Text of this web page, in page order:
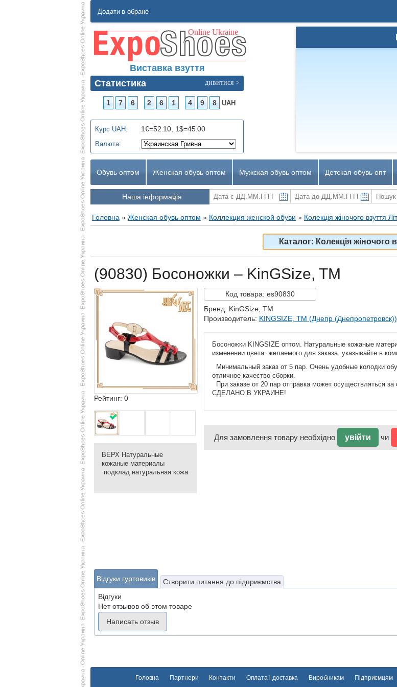
Додати в обране
Виставка взуття
Статистика
дивитися >
1 7 6 2 6 1 4 9 8 UAH
Курс UAH: 1€=52.10, 1$=45.00
Валюта:
Обувь оптом Женская обувь оптом Мужская обувь оптом Детская обувь опт
Наша інформація
Головна » Женская обувь оптом » Коллекция женской обуви » Колекція жіночого взуття
Каталог: Колекція жіночого
(90830) Босоножки – KinGSize, TM
Рейтинг: 0
ВЕРХ Натуральные
кожаные материалы
подклад натуральная кожа
Кодтовара: es90830
Бренд: KinGSize, TM
Производитель: KINGSIZE, TM (Днепр (Днепропетровск))
Босоножки KINGSIZE оптом. Натуральные кожаные
изменении цвета. желаемого для заказа указывайте в
Минимальный заказ от 5 пар. Очень удобные колодки
отличное качество сборки.
При заказе от 20 пар отправка может осуществляться за
СДЕЛАНО В УКРАИНЕ!
Для замовлення товару необхідно увійти чи
Відгуки гуртовиків
Створити питання до підприємства
Відгуки
Нет отзывов об этом товаре
Написать отзыв
Головна Партнери Контакти Оплата і доставка Виробникам Підприємцям